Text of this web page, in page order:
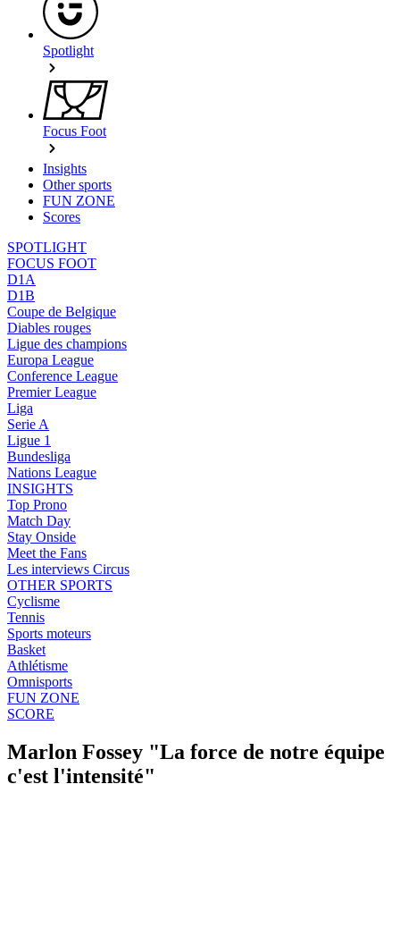
Spotlight
Focus Foot
Insights
Other sports
FUN ZONE
Scores
SPOTLIGHT
FOCUS FOOT
D1A
D1B
Coupe de Belgique
Diables rouges
Ligue des champions
Europa League
Conference League
Premier League
Liga
Serie A
Ligue 1
Bundesliga
Nations League
INSIGHTS
Top Prono
Match Day
Stay Onside
Meet the Fans
Les interviews Circus
OTHER SPORTS
Cyclisme
Tennis
Sports moteurs
Basket
Athlétisme
Omnisports
FUN ZONE
SCORE
Marlon Fossey "La force de notre équipe
c'est l'intensité"